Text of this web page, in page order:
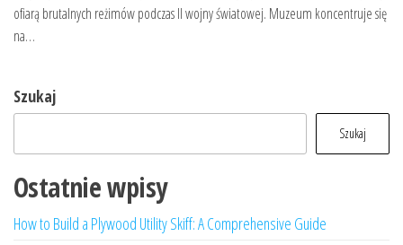
ofiarą brutalnych reżimów podczas II wojny światowej. Muzeum koncentruje się
na…
Szukaj
Szukaj
Ostatnie wpisy
How to Build a Plywood Utility Skiff: A Comprehensive Guide